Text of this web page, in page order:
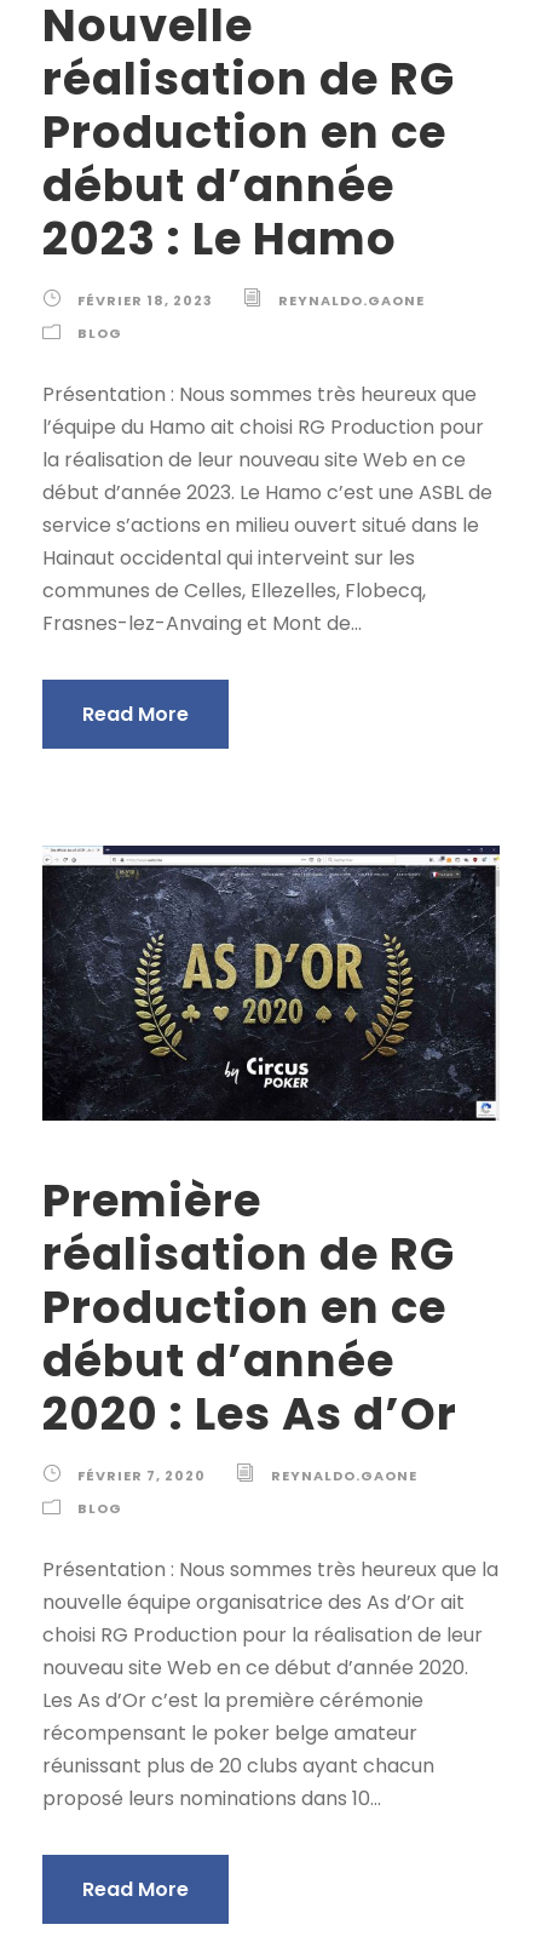
Nouvelle
réalisation de RG
Production en ce
début d’année
2023 : Le Hamo
FÉVRIER 18, 2023
REYNALDO.GAONE
BLOG
Présentation : Nous sommes très heureux que
l’équipe du Hamo ait choisi RG Production pour
la réalisation de leur nouveau site Web en ce
début d’année 2023. Le Hamo c’est une ASBL de
service s’actions en milieu ouvert situé dans le
Hainaut occidental qui interveint sur les
communes de Celles, Ellezelles, Flobecq,
Frasnes-lez-Anvaing et Mont de...
Read More
Première
réalisation de RG
Production en ce
début d’année
2020 : Les As d’Or
FÉVRIER 7, 2020
REYNALDO.GAONE
BLOG
Présentation : Nous sommes très heureux que la
nouvelle équipe organisatrice des As d’Or ait
choisi RG Production pour la réalisation de leur
nouveau site Web en ce début d’année 2020.
Les As d’Or c’est la première cérémonie
récompensant le poker belge amateur
réunissant plus de 20 clubs ayant chacun
proposé leurs nominations dans 10...
Read More